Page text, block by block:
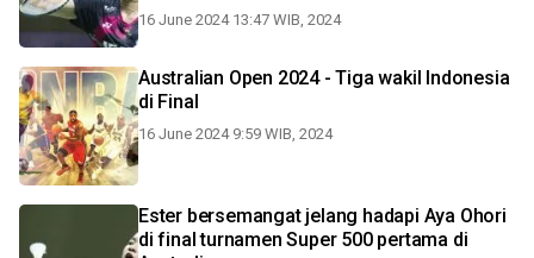
16 June 2024 13:47 WIB, 2024
Australian Open 2024 - Tiga wakil Indonesia
di Final
16 June 2024 9:59 WIB, 2024
Ester bersemangat jelang hadapi Aya Ohori
di final turnamen Super 500 pertama di